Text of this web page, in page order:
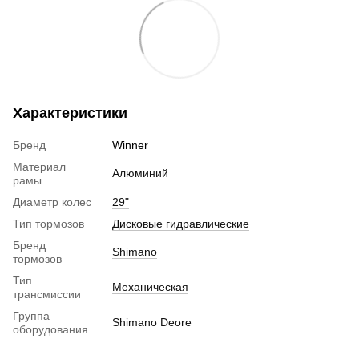
Характеристики
Бренд
Winner
Материал
рамы
Алюминий
Диаметр колес
29"
Тип тормозов
Дисковые гидравлические
Бренд
тормозов
Shimano
Тип
трансмиссии
Механическая
Группа
оборудования
Shimano Deore